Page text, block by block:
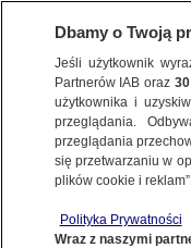
METEO
ŚWIAT
z powodu
Dbamy o Twoją
Jeśli użytkownik
Partnerów IAB oraz30
użytkownika i
przeglądania.
przeglądania
się przetwarzaniu w
plików cookie i
Polityka Prywatności
Wraz z naszymi